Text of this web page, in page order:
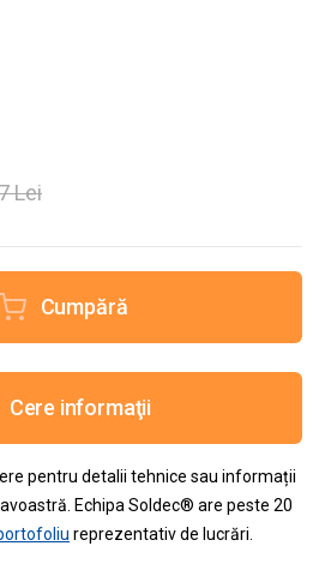
Lei
Cumpără
Cere informaţii
pentru detalii tehnice sau informații
Echipa Soldec® are peste 20
reprezentativ de lucrări.